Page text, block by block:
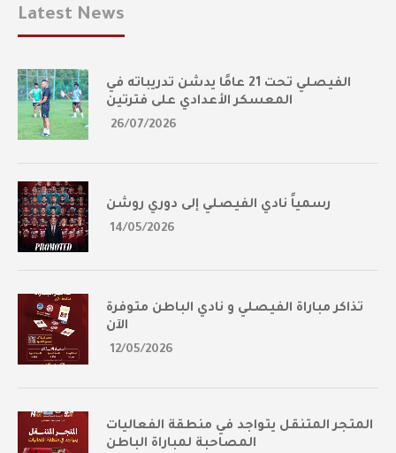
Latest News
الفيصلي تحت 21 عامًا يدشن تدريباته في
المعسكر الأعدادي على فترتين
26/07/2026
رسمياً نادي الفيصلي إلى دوري روشن
14/05/2026
تذاكر مباراة الفيصلي و نادي الباطن متوفرة
الآن
12/05/2026
المتجر المتنقل يتواجد في منطقة الفعاليات
المصاحبة لمباراة الباطن